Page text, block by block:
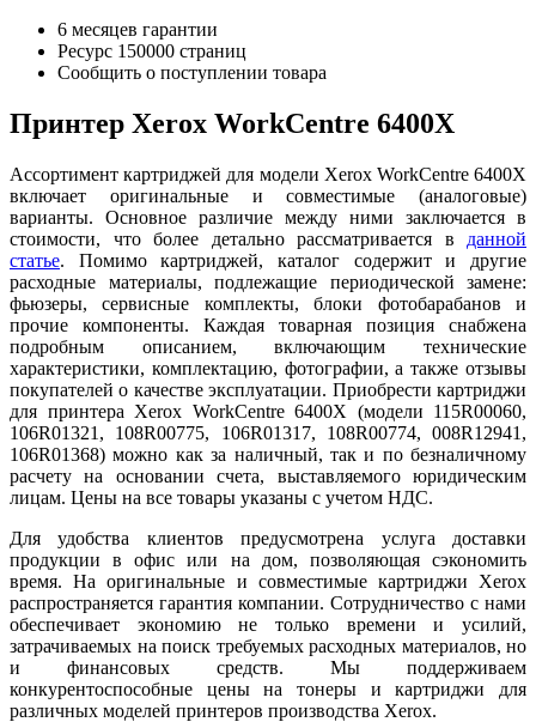
6 месяцев гарантии
Ресурс 150000 страниц
Сообщить о поступлении товара
Принтер Xerox WorkCentre 6400X
Ассортимент картриджей для модели Xerox WorkCentre 6400X
включает оригинальные и совместимые (аналоговые)
варианты. Основное различие между ними заключается в
стоимости, что более детально рассматривается в данной
статье. Помимо картриджей, каталог содержит и другие
расходные материалы, подлежащие периодической замене:
фьюзеры, сервисные комплекты, блоки фотобарабанов и
прочие компоненты. Каждая товарная позиция снабжена
подробным описанием, включающим технические
характеристики, комплектацию, фотографии, а также отзывы
покупателей о качестве эксплуатации. Приобрести картриджи
для принтера Xerox WorkCentre 6400X (модели 115R00060,
106R01321, 108R00775, 106R01317, 108R00774, 008R12941,
106R01368) можно как за наличный, так и по безналичному
расчету на основании счета, выставляемого юридическим
лицам. Цены на все товары указаны с учетом НДС.
Для удобства клиентов предусмотрена услуга доставки
продукции в офис или на дом, позволяющая сэкономить
время. На оригинальные и совместимые картриджи Xerox
распространяется гарантия компании. Сотрудничество с нами
обеспечивает экономию не только времени и усилий,
затрачиваемых на поиск требуемых расходных материалов, но
и финансовых средств. Мы поддерживаем
конкурентоспособные цены на тонеры и картриджи для
различных моделей принтеров производства Xerox.